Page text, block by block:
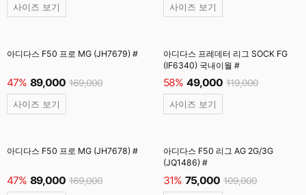
사이즈 보기 사이즈 보기
아디다스 F50 프로 MG (JH7679) #
47% 89,000 169,000
사이즈 보기
아디다스 프레데터 리그 SOCK FG
(IF6340) 국내이월 #
58% 49,000 119,000
사이즈 보기
아디다스 F50 프로 MG (JH7678) #
47% 89,000 169,000
아디다스 F50 리그 AG 2G/3G
(JQ1486) #
31% 75,000 109,000